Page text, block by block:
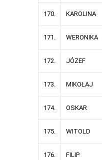
170. KAROLINA
171. WERONIKA
172. JÓZEF
173. MIKOŁAJ
174. OSKAR
175. WITOLD
176. FILIP